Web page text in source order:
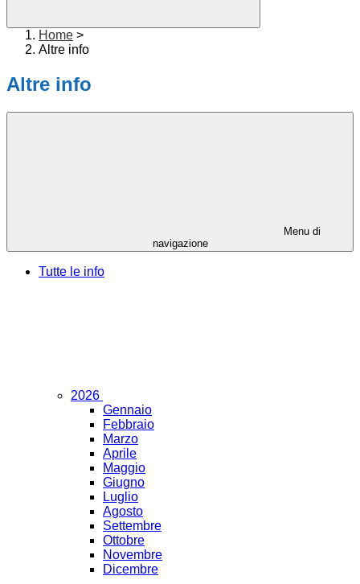
Home >
Altre info
Altre info
Menu di
navigazione
Tutte le info
2026
Gennaio
Febbraio
Marzo
Aprile
Maggio
Giugno
Luglio
Agosto
Settembre
Ottobre
Novembre
Dicembre